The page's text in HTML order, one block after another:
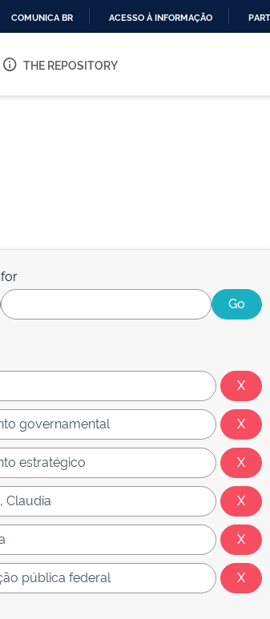
O
COMUNICA BR ACESSO À INFORMAÇÃO
THE REPOSITORY
for